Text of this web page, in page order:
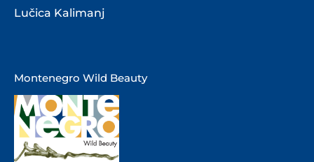
Lučica Kalimanj
Montenegro Wild Beauty